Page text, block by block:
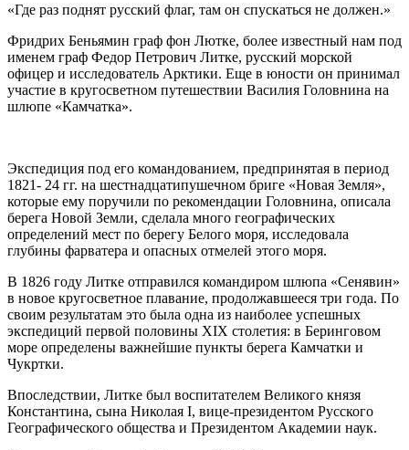
«Где раз поднят русский флаг, там он спускаться не должен.»
Фридрих Беньямин граф фон Лютке, более известный нам под
именем граф Федор Петрович Литке, русский морской
офицер и исследователь Арктики. Еще в юности он принимал
участие в кругосветном путешествии Василия Головнина на
шлюпе «Камчатка».
Экспедиция под его командованием, предпринятая в период
1821- 24 гг. на шестнадцатипушечном бриге «Новая Земля»,
которые ему поручили по рекомендации Головнина, описала
берега Новой Земли, сделала много географических
определений мест по берегу Белого моря, исследовала
глубины фарватера и опасных отмелей этого моря.
В 1826 году Литке отправился командиром шлюпа «Сенявин»
в новое кругосветное плавание, продолжавшееся три года. По
своим результатам это была одна из наиболее успешных
экспедиций первой половины XIX столетия: в Беринговом
море определены важнейшие пункты берега Камчатки и
Чукртки.
Впоследствии, Литке был воспитателем Великого князя
Константина, сына Николая I, вице-президентом Русского
Географического общества и Президентом Академии наук.